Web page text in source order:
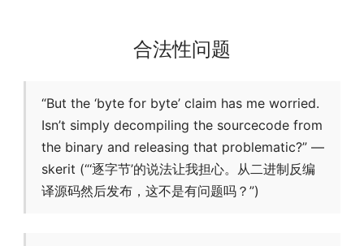
合法性问题
“But the ‘byte for byte’ claim has me worried.
Isn’t simply decompiling the sourcecode from
the binary and releasing that problematic?” —
skerit (“‘逐字节’的说法让我担心。从二进制反编
译源码然后发布，这不是有问题吗？”)